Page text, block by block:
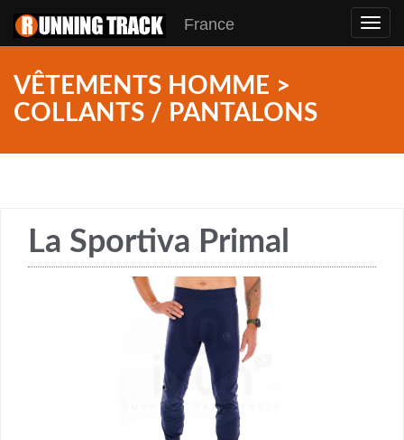
France
VÊTEMENTS HOMME >
COLLANTS / PANTALONS
La Sportiva Primal